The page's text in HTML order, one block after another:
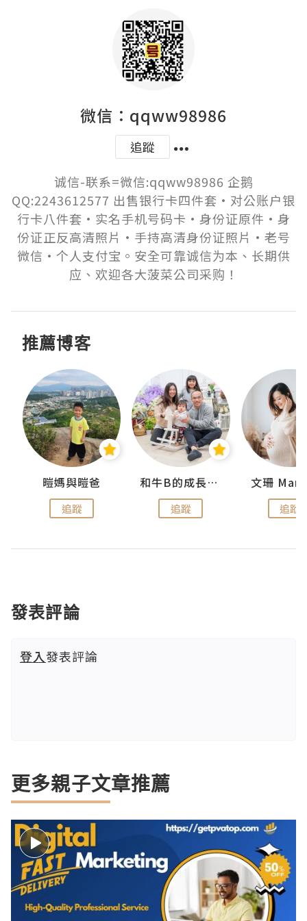
微信：qqww98986
追蹤
诚信-联系=微信:qqww98986 企鹅
QQ:2243612577 出售银行卡四件套·对公账户银
行卡八件套·实名手机号码卡·身份证原件·身
份证正反高清照片·手持高清身份证照片·老号
微信·个人支付宝。安全可靠诚信为本、长期供
应、欢迎各大菠菜公司采购！
推薦博客
暟媽與暟爸
追蹤
和牛B的成長日記
追蹤
文珊
追蹤
發表評論
登入發表評論
更多親子文章推薦